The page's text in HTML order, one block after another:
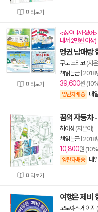
미리보기
미리보기
<싫으니까 싫어
내서 2만원 이상)
펭귄 남매랑
구도 노리코(지은
책읽는곰| 2018
39,600원
양탄자배송 내
미리보기
꿈의 자동차-
허아성 (지은이)
책읽는곰| 2018
10,800원
양탄자배송 내
여행은 제비
모토야스 게이지